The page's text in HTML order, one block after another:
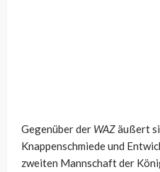
Gegenüber der WAZäußert
Knappenschmiede und
zweiten Mannschaft der